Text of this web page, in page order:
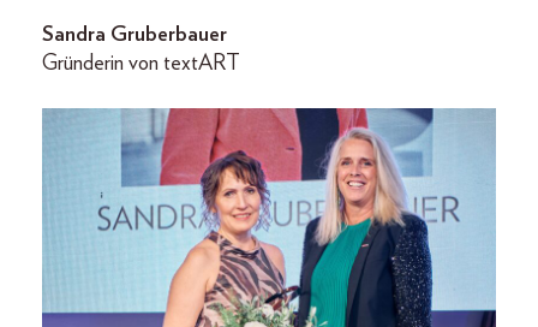
Sandra Gruberbauer
Gründerin von textART